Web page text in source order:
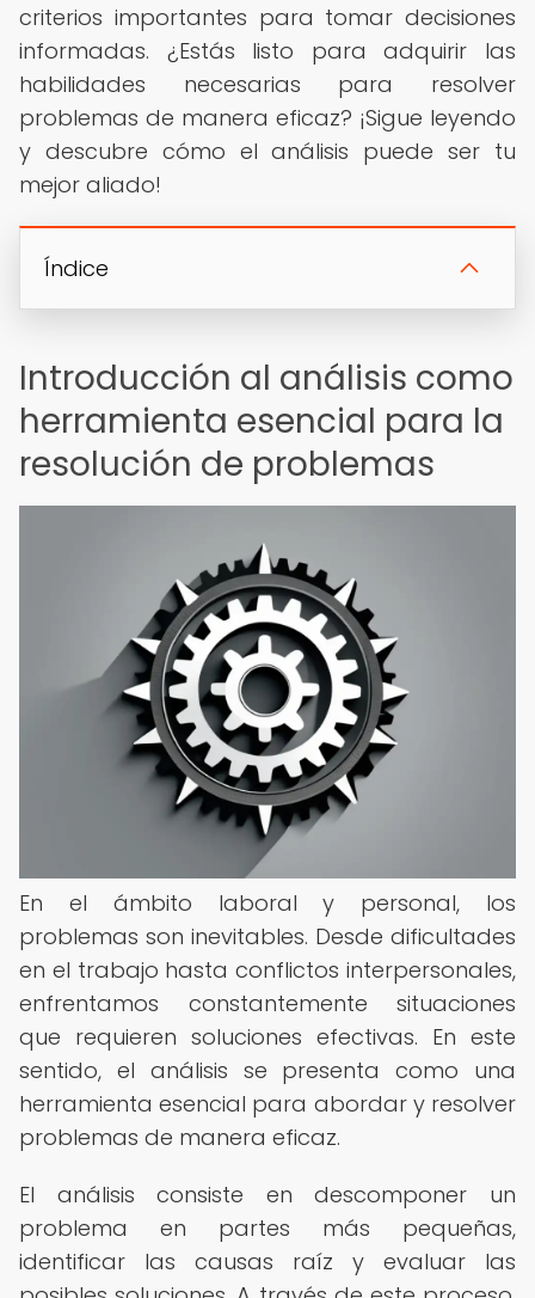
criterios importantes para tomar decisiones
informadas. ¿Estás listo para adquirir las
habilidades necesarias para resolver
problemas de manera eficaz? ¡Sigue leyendo
y descubre cómo el análisis puede ser tu
mejor aliado!
Índice
Introducción al análisis como
herramienta esencial para la
resolución de problemas
En el ámbito laboral y personal, los
problemas son inevitables. Desde dificultades
en el trabajo hasta conflictos interpersonales,
enfrentamos constantemente situaciones
que requieren soluciones efectivas. En este
sentido, el análisis se presenta como una
herramienta esencial para abordar y resolver
problemas de manera eficaz.
El análisis consiste en descomponer un
problema en partes más pequeñas,
identificar las causas raíz y evaluar las